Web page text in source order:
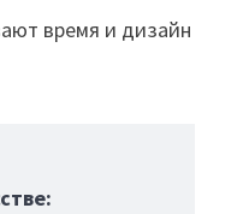
время и дизайн